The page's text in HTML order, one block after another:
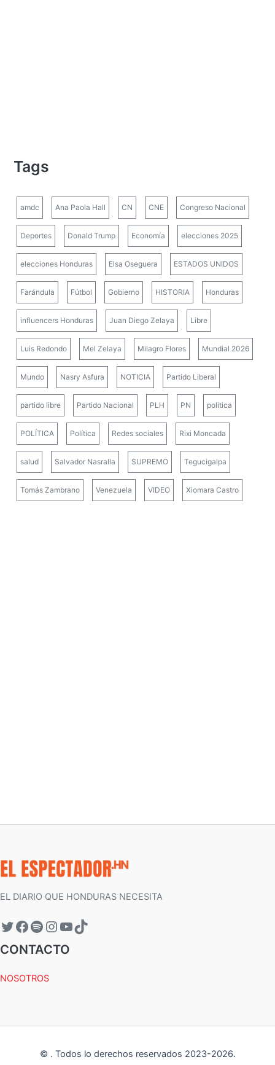
Tags
amdc Ana Paola Hall CN CNE Congreso Nacional
Deportes Donald Trump Economía elecciones 2025
elecciones Honduras Elsa Oseguera ESTADOS UNIDOS
Farándula Fútbol Gobierno HISTORIA Honduras
influencers Honduras Juan Diego Zelaya Libre
Luis Redondo Mel Zelaya Milagro Flores Mundial 2026
Mundo Nasry Asfura NOTICIA Partido Liberal
partido libre Partido Nacional PLH PN politica
POLÍTICA Política Redes sociales Rixi Moncada
salud Salvador Nasralla SUPREMO Tegucigalpa
Tomás Zambrano Venezuela VIDEO Xiomara Castro
EL DIARIO QUE HONDURAS NECESITA
CONTACTO
NOSOTROS
© . Todos lo derechos reservados 2023-2026.